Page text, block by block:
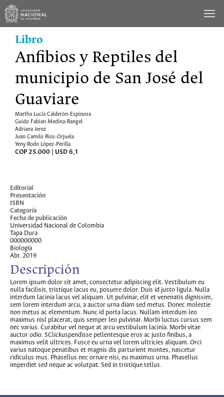
Saltar
contenido
Libro
Anfibios y Reptiles del
municipio de San José del
Guaviare
Martha Lucía Calderón-Espinosa
Guido Fabian Medina-Rangel
Adriana Jerez
Juan Camilo Rios-Orjuela
Yeny Rodo López-Perilla
COP 25.000 | USD 6,1
Editorial
Presentación
ISBN
Categoría
Fecha de publicación
Universidad Nacional de Colombia
Tapa Dura
000000000
Biología
Abr. 2019
Descripción
Lorem ipsum dolor sit amet, consectetur adipiscing elit. Vestibulum eu
nulla facilisis, tristique lacus eu, posuere dolor. Duis id justo ligula. Nulla
interdum lacinia lacus vel aliquam. Ut pulvinar, elit et venenatis dignissim,
sem lorem interdum arcu, a auctor urna diam sed metus. Donec molestie
non metus ac elementum. Nunc id porta lacus. Nullam interdum leo
maximus nisl placerat, quis semper leo pulvinar. Morbi luctus cursus sem
nec varius. Curabitur vel neque at arcu vestibulum lacinia. Morbi vitae
auctor odio. SClickuspendisse pellentesque eros ac justo finibus, a
maximus velit ultrices. Fusce eu urna vel lorem ultricies aliquam. Orci
varius natoque penatibus et magnis dis parturient montes, nascetur
ridiculus mus. Phasellus nec ornare nisi, eu maximus urna. Phasellus
imperdiet sed neque ac volutpat. Sed in tristique tellus.